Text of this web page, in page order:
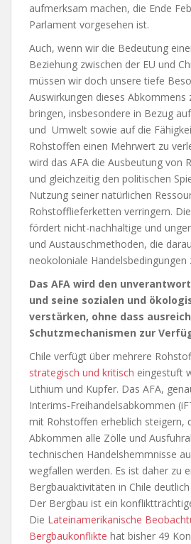
aufmerksam machen, die Ende
Parlament vorgesehen ist.
Auch, wenn wir die Bedeutung
Beziehung zwischen der EU und
müssen wir doch unsere tiefe
Auswirkungen dieses Abkommens
bringen, insbesondere in Bezug
und Umwelt sowie auf die
Rohstoffen einen Mehrwert zu
wird das AFA die Ausbeutung von
und gleichzeitig den politischen
Nutzung seiner natürlichen
Rohstofflieferketten verringern.
fördert nicht-nachhaltige und
und Austauschmethoden, die
neokoloniale Handelsbedingungen
Das AFA wird den
und seine sozialen und
verstärken, ohne dass
Schutzmechanismen zur
Chile verfügt über mehrere
strategisch und kritisch eingestuft
Lithium und Kupfer. Das AFA,
Interims-Freihandelsabkommen
mit Rohstoffen erheblich steigern,
Abkommen alle Zölle und
technischen Handelshemmnisse
wegfallen werden. Es ist daher zu
Bergbauaktivitäten in Chile
Der Bergbau ist ein
Die Lateinamerikanische
Bergbaukonflikte hat bisher 49